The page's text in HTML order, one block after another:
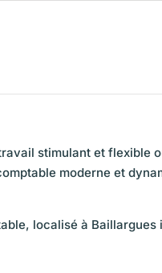
stimulant et flexible
moderne et
localisé à